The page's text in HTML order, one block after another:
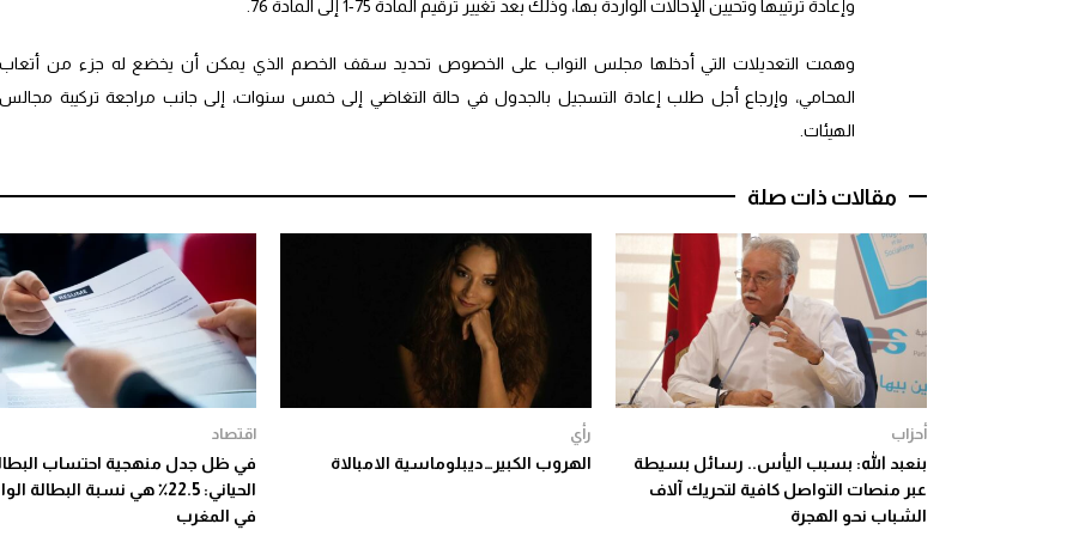
وإعادة ترتيبها وتحيين الإحالات الواردة بها، وذلك بعد تغيير ترقيم المادة 75-1 إلى المادة 76.
وهمت التعديلات التي أدخلها مجلس النواب على الخصوص تحديد سقف الخصم الذي يمكن أن يخضع له جزء من أتعاب
المحامي، وإرجاع أجل طلب إعادة التسجيل بالجدول في حالة التغاضي إلى خمس سنوات، إلى جانب مراجعة تركيبة مجالس
الهيئات.
مقالات ذات صلة
أحزاب
بنعبد الله: بسبب اليأس.. رسائل بسيطة
عبر منصات التواصل كافية لتحريك آلاف
الشباب نحو الهجرة
رأي
الهروب الكبير…ديبلوماسية الامبالاة
اقتصاد
في ظل جدل منهجية احتساب
الحياني: 22.5٪ هي نسبة البطالة
في المغرب